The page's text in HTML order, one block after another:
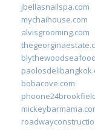
jbellasnailspa.com
mychaihouse.com
alvisgrooming.com
bobacove.com